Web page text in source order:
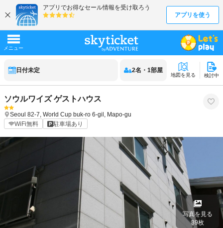
日付未定 2名 ・ 1部屋
地図を見る 検討中
ソウルワイズ ゲストハウス
Seoul 82-7, World Cup buk-ro 6-gil, Mapo-gu
WiFi無料
駐車場あり
写真を見る
39枚